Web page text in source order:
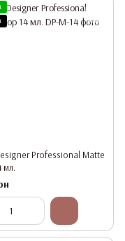
Professional Matte
мл.